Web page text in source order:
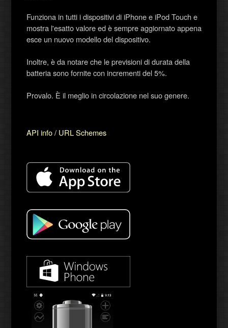
Funziona in tutti i dispositivi di iPhone e iPod Touch e
mostra l'esatto valore ed è sempre aggiornato appena
esce un nuovo modello del dispositivo.
Inoltre, è da notare che le previsioni di durata della
batteria sono fornite con incrementi del 5%.
Provalo. È il meglio in circolazione nel suo genere.
API info / URL Schemes